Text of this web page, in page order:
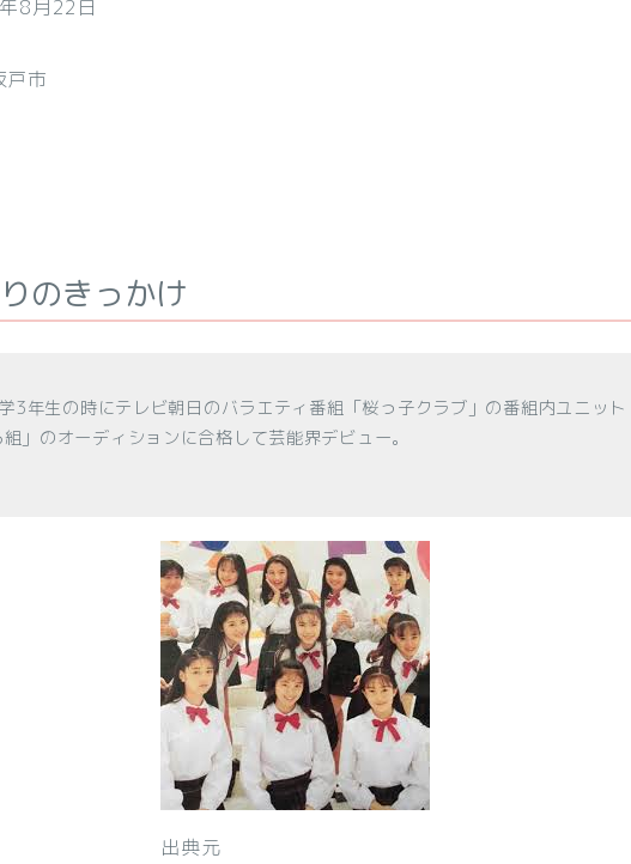
8月22日
市
のきっかけ
3年生の時にテレビ朝日のバラエティ番組「桜っ子クラブ」の番組内ユニット
」のオーディションに合格して芸能界デビュー。
出典元